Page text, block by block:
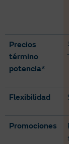
Precios
término
potencia*
Flexibilidad
Promociones